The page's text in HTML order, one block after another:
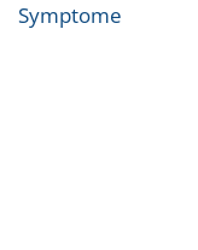
Symptome